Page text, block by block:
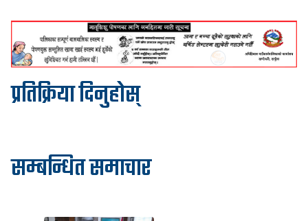
प्रतिक्रिया दिनुहोस्
सम्बन्धित समाचार